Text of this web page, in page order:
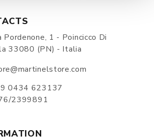
Pordenone, 1 - Poincicco Di
33080 (PN) - Italia
0434 623137
2399891